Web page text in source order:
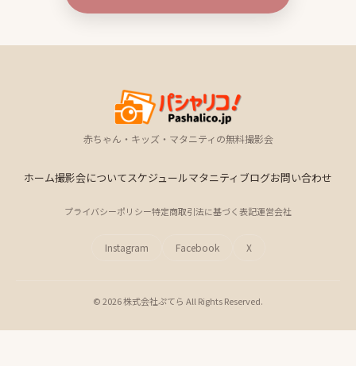
赤ちゃん・キッズ・マタニティの無料撮影会
ホーム撮影会についてスケジュールマタニティ ブログお問い合わせ
プライバシーポリシー特定商取引法に基づく表記運営会社
Instagram Facebook X
© 2026 株式会社ぷてら All Rights Reserved.